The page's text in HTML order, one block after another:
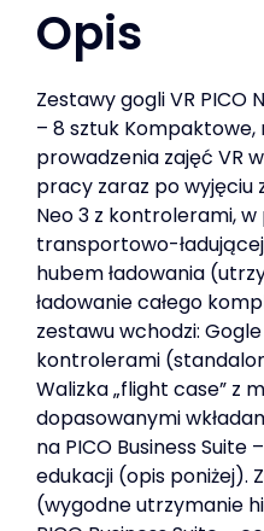
Opis
Zestawy gogli VR PICO
– 8 sztuk
prowadzenia zajęć VR
pracy zaraz po wyjęciu
Neo 3 z kontrolerami,
transportowo-
hubem ładowania
ładowanie całego
zestawu wchodzi: Gogle
kontrolerami
Walizka „flight case” z
dopasowanymi
na PICO Business
edukacji (opis poniżej).
(wygodne utrzymanie